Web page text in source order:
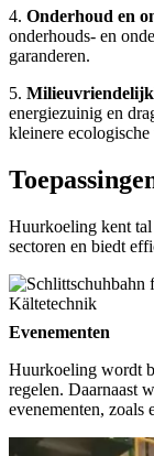
4. Onderhoud en
onderhouds- en
garanderen.
5.
energiezuinig en
kleinere
Huurkoeling kent tal
sectoren en biedt
Evenementen
Huurkoeling wordt
regelen. Daarnaast
evenementen, zoals